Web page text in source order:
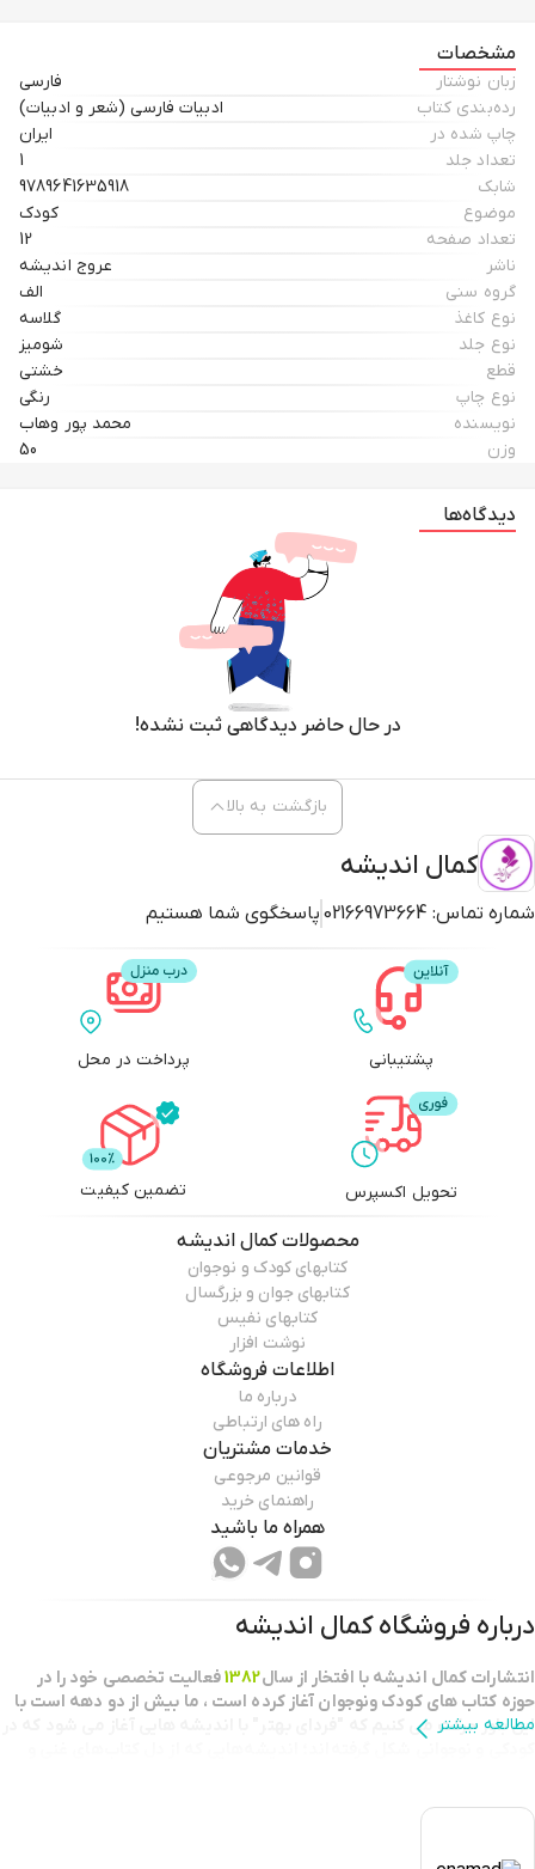
مشخصات
زبان نوشتار
فارسی
رده‌بندی کتاب
ادبیات فارسی (شعر و ادبیات)
چاپ شده در
ایران
تعداد جلد
1
شابک
9789641635918
موضوع
کودک
تعداد صفحه
12
ناشر
عروج اندیشه
گروه سنی
الف
نوع کاغذ
گلاسه
نوع جلد
شومیز
قطع
خشتی
نوع چاپ
رنگی
نویسنده
محمد پور وهاب
وزن
50
دیدگاه‌ها
در حال حاضر دیدگاهی ثبت نشده!
کمال اندیشه
شماره تماس: 02166973664 پاسخگوی شما هستیم
بازگشت به بالا
پشتیبانی پرداخت در محل
تحویل اکسپرس تضمین کیفیت
محصولاتکمال اندیشه
کتابهای کودک و نوجوان
کتابهای جوان و بزرگسال
کتابهای نفیس
نوشت افزار
اطلاعات فروشگاه
درباره ما
راه های ارتباطی
خدمات مشتریان
قوانین مرجوعی
راهنمای خرید
همراه ما باشید
درباره فروشگاهکمال اندیشه
انتشارات كمال انديشه با افتخار از سال1382فعاليت تخصصي خود را در
حوزه كتاب هاي كودك ونوجوان آغاز كرده است ، ما بيش از دو دهه است با
اين باور حركت مي كنيم كه "فرداي بهتر" با انديشه هايي آغاز مي شود كه در
بعنوان يك نقطه عطف در طرح تابستانه خانه کتاب
مطالعه بیشتر